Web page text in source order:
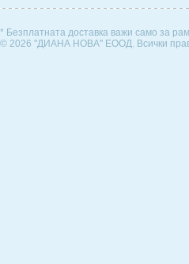
* Безплатната доставка важи само за
© 2026 "ДИАНА НОВА" ЕООД. Всички